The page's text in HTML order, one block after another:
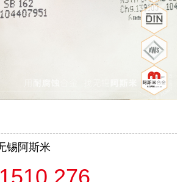
锡阿斯米
276